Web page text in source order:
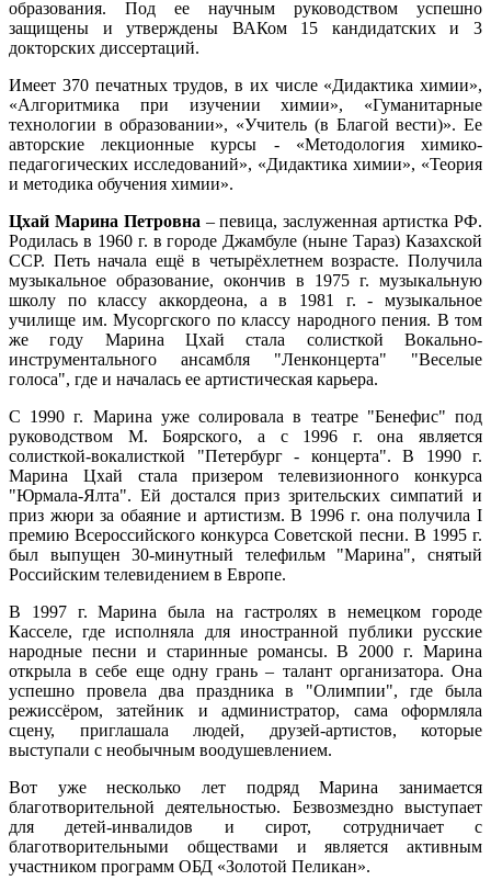
образования. Под ее научным руководством успешно
защищены и утверждены ВАКом 15 кандидатских и 3
докторских диссертаций.
Имеет 370 печатных трудов, в их числе «Дидактика химии»,
«Алгоритмика при изучении химии», «Гуманитарные
технологии в образовании», «Учитель (в Благой вести)». Ее
авторские лекционные курсы - «Методология химико-
педагогических исследований», «Дидактика химии», «Теория
и методика обучения химии».
Цхай Марина Петровна – певица, заслуженная артистка РФ.
Родилась в 1960 г. в городе Джамбуле (ныне Тараз) Казахской
ССР. Петь начала ещё в четырёхлетнем возрасте. Получила
музыкальное образование, окончив в 1975 г. музыкальную
школу по классу аккордеона, а в 1981 г. - музыкальное
училище им. Мусоргского по классу народного пения. В том
же году Марина Цхай стала солисткой Вокально-
инструментального ансамбля "Ленконцерта" "Веселые
голоса", где и началась ее артистическая карьера.
С 1990 г. Марина уже солировала в театре "Бенефис" под
руководством М. Боярского, а с 1996 г. она является
солисткой-вокалисткой "Петербург - концерта". В 1990 г.
Марина Цхай стала призером телевизионного конкурса
"Юрмала-Ялта". Ей достался приз зрительских симпатий и
приз жюри за обаяние и артистизм. В 1996 г. она получила I
премию Всероссийского конкурса Советской песни. В 1995 г.
был выпущен 30-минутный телефильм "Марина", снятый
Российским телевидением в Европе.
В 1997 г. Марина была на гастролях в немецком городе
Касселе, где исполняла для иностранной публики русские
народные песни и старинные романсы. В 2000 г. Марина
открыла в себе еще одну грань – талант организатора. Она
успешно провела два праздника в "Олимпии", где была
режиссёром, затейник и администратор, сама оформляла
сцену, приглашала людей, друзей-артистов, которые
выступали с необычным воодушевлением.
Вот уже несколько лет подряд Марина занимается
благотворительной деятельностью. Безвозмездно выступает
для детей-инвалидов и сирот, сотрудничает с
благотворительными обществами и является активным
участником программ ОБД «Золотой Пеликан».